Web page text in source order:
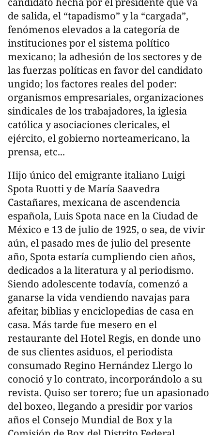
de salida, el “tapadismo” y la “cargada”,
fenómenos elevados a la categoría de
instituciones por el sistema político
mexicano; la adhesión de los sectores y de
las fuerzas políticas en favor del candidato
ungido; los factores reales del poder:
organismos empresariales, organizaciones
sindicales de los trabajadores, la iglesia
católica y asociaciones clericales, el
ejército, el gobierno norteamericano, la
prensa, etc...
Hijo único del emigrante italiano Luigi
Spota Ruotti y de María Saavedra
Castañares, mexicana de ascendencia
española, Luis Spota nace en la Ciudad de
México e 13 de julio de 1925, o sea, de vivir
aún, el pasado mes de julio del presente
año, Spota estaría cumpliendo cien años,
dedicados a la literatura y al periodismo.
Siendo adolescente todavía, comenzó a
ganarse la vida vendiendo navajas para
afeitar, biblias y enciclopedias de casa en
casa. Más tarde fue mesero en el
restaurante del Hotel Regis, en donde uno
de sus clientes asiduos, el periodista
consumado Regino Hernández Llergo lo
conoció y lo contrato, incorporándolo a su
revista. Quiso ser torero; fue un apasionado
del boxeo, llegando a presidir por varios
años el Consejo Mundial de Box y la